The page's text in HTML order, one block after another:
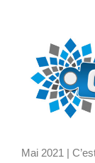
Mai 2021 |